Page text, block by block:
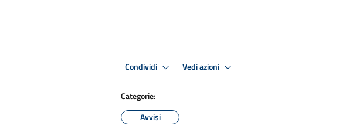
Condividi Vedi azioni
Categorie:
Avvisi